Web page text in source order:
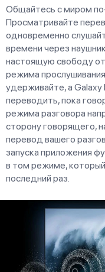
Общайтесь с миром
Просматривайте
одновременно
времени через
настоящую свободу
режима
удерживайте, а
переводить, пока
режима разговора
сторону говорящего,
перевод вашего
запуска приложения
в том режиме, который
последний раз.